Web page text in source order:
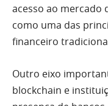
acesso ao mercado
como uma das
financeiro
Outro eixo
blockchain e